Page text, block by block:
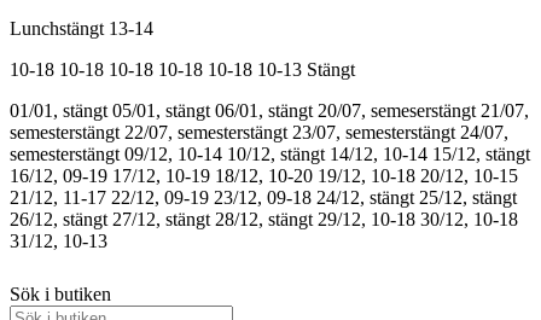
Lunchstängt 13-14
10-18 10-18 10-18 10-18 10-18 10-13 Stängt
01/01, stängt 05/01, stängt 06/01, stängt 20/07, semeserstängt 21/07,
semesterstängt 22/07, semesterstängt 23/07, semesterstängt 24/07,
semesterstängt 09/12, 10-14 10/12, stängt 14/12, 10-14 15/12, stängt
16/12, 09-19 17/12, 10-19 18/12, 10-20 19/12, 10-18 20/12, 10-15
21/12, 11-17 22/12, 09-19 23/12, 09-18 24/12, stängt 25/12, stängt
26/12, stängt 27/12, stängt 28/12, stängt 29/12, 10-18 30/12, 10-18
31/12, 10-13
Sök i butiken